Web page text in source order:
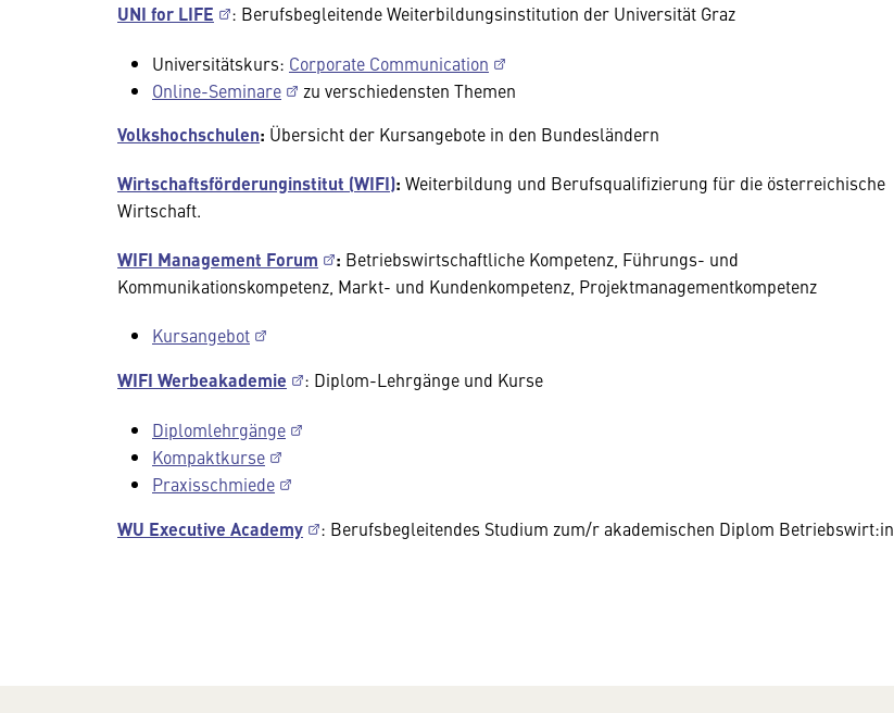
UNI for LIFE : Berufsbegleitende Weiterbildungsinstitution der Universität Graz
Universitätskurs: Corporate Communication
Online-Seminare
zu verschiedensten Themen
Volkshochschulen: Übersicht der Kursangebote in den Bundesländern
Wirtschaftsförderunginstitut (WIFI): Weiterbildung und Berufsqualifizierung für die österreichische
Wirtschaft.
WIFI Management Forum : Betriebswirtschaftliche Kompetenz, Führungs- und
Kommunikationskompetenz, Markt- und Kundenkompetenz, Projektmanagementkompetenz
Kursangebot
WIFI Werbeakademie : Diplom-Lehrgänge und Kurse
Diplomlehrgänge
Kompaktkurse
Praxisschmiede
WU Executive Academy : Berufsbegleitendes Studium zum/r akademischen Diplom Betriebswirt:in